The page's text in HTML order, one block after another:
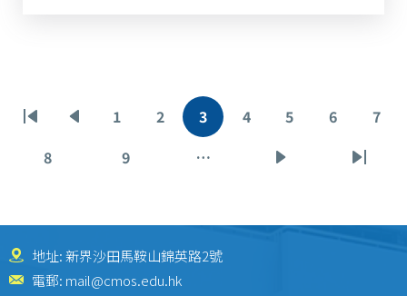
Pagination
First
page
Previous
頁
面
1
頁
2
目
前
3
頁
4
頁
5
頁
6
頁
7
頁
8
頁
9 …
Last
地址: 新界沙田馬鞍山錦英路2號
電郵: mail@cmos.edu.hk